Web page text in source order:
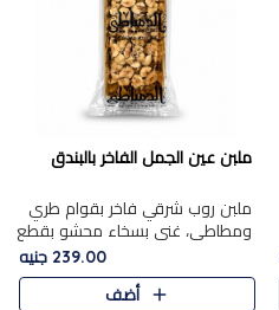
ملبن عين الجمل الفاخر بالبندق
ملبن روب شرقي فاخر بقوام طري
ومطاطي، غني بسخاء محشو بقطع
عين الجمل والبندق المحمص التي
تضيف قرمشة مميزة مُرضية
ونكهة جوزية غنية في كل
239.00 جنيه
أضف